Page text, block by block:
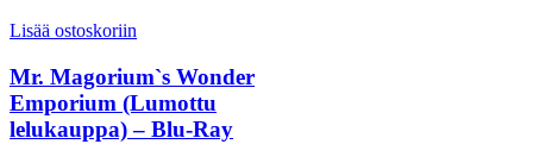
Lisää ostoskoriin
Mr. Magorium`s Wonder
Emporium (Lumottu
lelukauppa) – Blu-Ray